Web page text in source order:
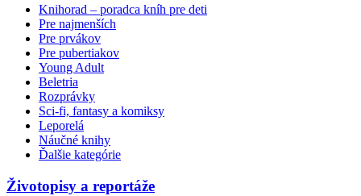
Knihorad – poradca kníh pre deti
Pre najmenších
Pre prvákov
Pre pubertiakov
Young Adult
Beletria
Rozprávky
Sci-fi, fantasy a komiksy
Leporelá
Náučné knihy
Ďalšie kategórie
Životopisy a reportáže